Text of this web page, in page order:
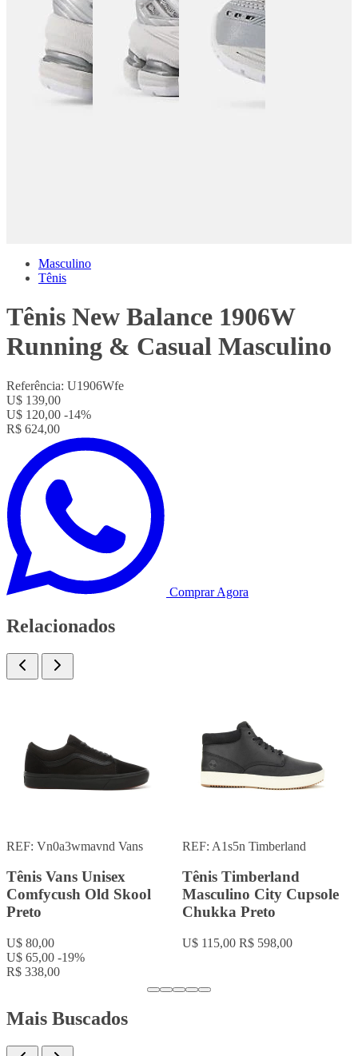
Masculino
Tênis
Tênis New Balance 1906W
Running & Casual Masculino
Referência: U1906Wfe
U$ 139,00
U$ 120,00 -14%
R$ 624,00
Comprar Agora
Relacionados
REF: A1tfbTimberland
Tênis Timberland
Masculino City Cupsole
Chukka Marrom
U$ 115,00
REF: VANS ERAVans
Tênis Vans Masculino
Era Preto
U$ 54,00-17%
Mais Buscados